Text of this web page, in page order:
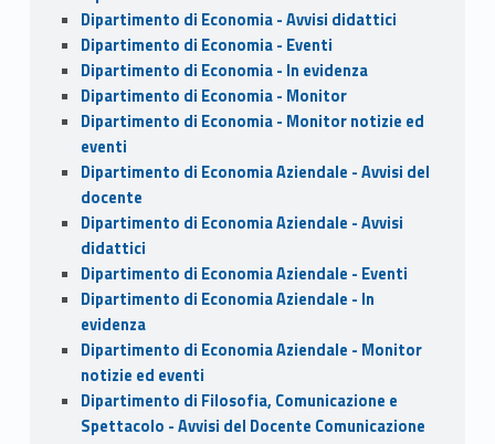
Dipartimento di Economia - Avvisi didattici
Dipartimento di Economia - Eventi
Dipartimento di Economia - In evidenza
Dipartimento di Economia - Monitor
Dipartimento di Economia - Monitor notizie ed
eventi
Dipartimento di Economia Aziendale - Avvisi del
docente
Dipartimento di Economia Aziendale - Avvisi
didattici
Dipartimento di Economia Aziendale - Eventi
Dipartimento di Economia Aziendale - In
evidenza
Dipartimento di Economia Aziendale - Monitor
notizie ed eventi
Dipartimento di Filosofia, Comunicazione e
Spettacolo - Avvisi del Docente Comunicazione